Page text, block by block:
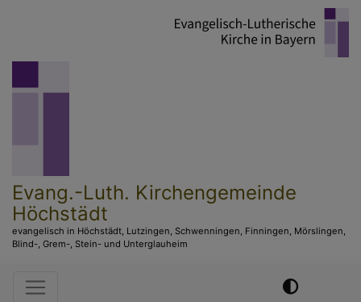
Evang.-Luth. Kirchengemeinde
Höchstädt
evangelisch in Höchstädt, Lutzingen, Schwenningen, Finningen, Mörslingen,
Blind-, Grem-, Stein- und Unterglauheim
Hauptnavigation